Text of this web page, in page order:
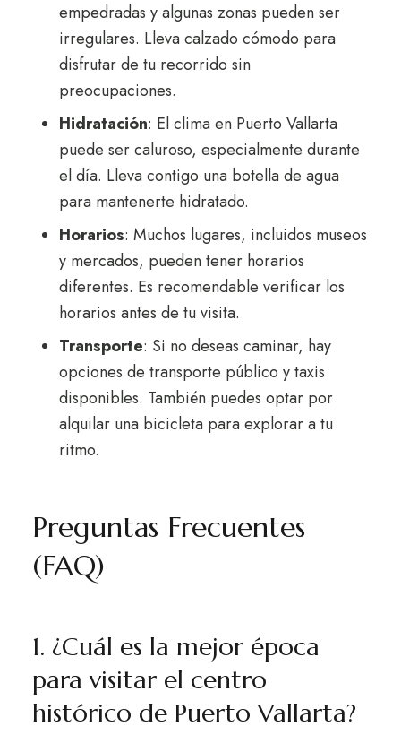
empedradas y algunas zonas pueden ser
irregulares. Lleva calzado cómodo para
disfrutar de tu recorrido sin
preocupaciones.
Hidratación: El clima en Puerto Vallarta
puede ser caluroso, especialmente durante
el día. Lleva contigo una botella de agua
para mantenerte hidratado.
Horarios: Muchos lugares, incluidos museos
y mercados, pueden tener horarios
diferentes. Es recomendable verificar los
horarios antes de tu visita.
Transporte: Si no deseas caminar, hay
opciones de transporte público y taxis
disponibles. También puedes optar por
alquilar una bicicleta para explorar a tu
ritmo.
Preguntas Frecuentes
(FAQ)
1. ¿Cuál es la mejor época
para visitar el centro
histórico de Puerto Vallarta?